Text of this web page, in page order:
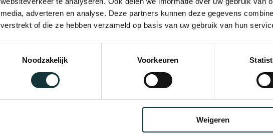
media, adverteren en analyse. Deze partners kunnen deze gegevens
verstrekt of die ze hebben verzameld op basis van uw gebruik van hun
Noodzakelijk
Voorkeuren
Weigeren
Bekijk alle
Orgel Masterclass Auditie